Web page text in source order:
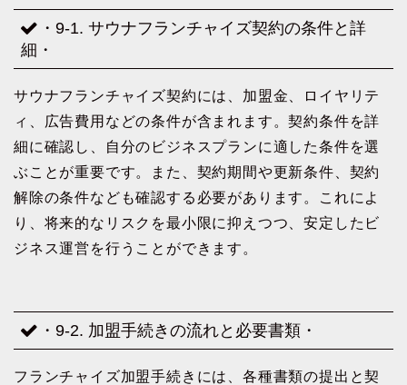
・9-1. サウナフランチャイズ契約の条件と詳
細・
サウナフランチャイズ契約には、加盟金、ロイヤリテ
ィ、広告費用などの条件が含まれます。契約条件を詳
細に確認し、自分のビジネスプランに適した条件を選
ぶことが重要です。また、契約期間や更新条件、契約
解除の条件なども確認する必要があります。これによ
り、将来的なリスクを最小限に抑えつつ、安定したビ
ジネス運営を行うことができます。
・9-2. 加盟手続きの流れと必要書類・
フランチャイズ加盟手続きには、各種書類の提出と契